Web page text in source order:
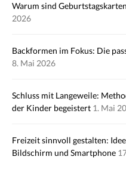
Warum sind
2026
Backformen im Fokus: Die
8. Mai 2026
Schluss mit Langeweile:
der Kinder begeistert 1. Mai
Freizeit sinnvoll gestalten:
Bildschirm und Smartphone